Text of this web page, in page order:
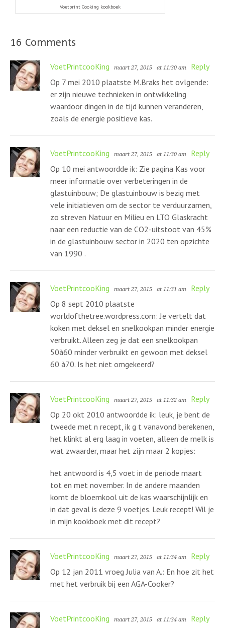
Voetprint Cooking kookboek
16 Comments
VoetPrintcooKing maart 27, 2015 at 11:30 am
Reply
Op 7 mei 2010 plaatste M.Braks het ovlgende:
er zijn nieuwe technieken in ontwikkeling
waardoor dingen in de tijd kunnen veranderen,
zoals de energie positieve kas.
VoetPrintcooKing maart 27, 2015 at 11:30 am
Reply
Op 10 mei antwoordde ik: Zie pagina Kas voor
meer informatie over verbeteringen in de
glastuinbouw; De glastuinbouw is bezig met
vele initiatieven om de sector te verduurzamen,
zo streven Natuur en Milieu en LTO Glaskracht
naar een reductie van de CO2-uitstoot van 45%
in de glastuinbouw sector in 2020 ten opzichte
van 1990 .
VoetPrintcooKing maart 27, 2015 at 11:31 am
Reply
Op 8 sept 2010 plaatste
worldofthetree.wordpress.com: Je vertelt dat
koken met deksel en snelkookpan minder energie
verbruikt. Alleen zeg je dat een snelkookpan
50à60 minder verbruikt en gewoon met deksel
60 à70. Is het niet omgekeerd?
VoetPrintcooKing maart 27, 2015 at 11:32 am
Reply
Op 20 okt 2010 antwoordde ik: leuk, je bent de
tweede met n recept, ik g t vanavond berekenen,
het klinkt al erg laag in voeten, alleen de melk is
wat zwaarder, maar het zijn maar 2 kopjes:
het antwoord is 4,5 voet in de periode maart
tot en met november. In de andere maanden
komt de bloemkool uit de kas waarschijnlijk en
in dat geval is deze 9 voetjes. Leuk recept! Wil je
in mijn kookboek met dit recept?
VoetPrintcooKing maart 27, 2015 at 11:34 am
Reply
Op 12 jan 2011 vroeg Julia van A.: En hoe zit het
met het verbruik bij een AGA-Cooker?
VoetPrintcooKing maart 27, 2015 at 11:34 am Reply